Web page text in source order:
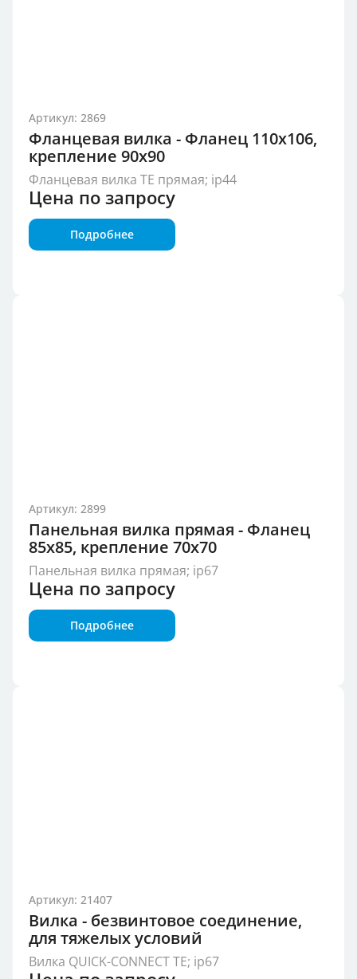
Артикул: 2869
Фланцевая вилка - Фланец 110x106,
крепление 90x90
Фланцевая вилка TE прямая; ip44
Цена по запросу
Подробнее
Артикул: 2899
Панельная вилка прямая - Фланец
85x85, крепление 70x70
Панельная вилка прямая; ip67
Цена по запросу
Подробнее
Артикул: 21407
Вилка - безвинтовое соединение,
для тяжелых условий
Вилка QUICK-CONNECT TE; ip67